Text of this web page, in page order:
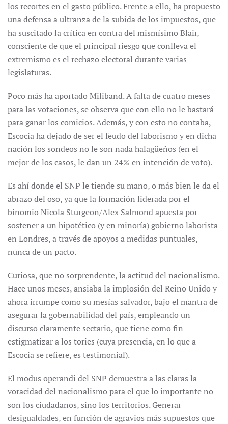
los recortes en el gasto público. Frente a ello, ha propuesto
una defensa a ultranza de la subida de los impuestos, que
ha suscitado la crítica en contra del mismísimo Blair,
consciente de que el principal riesgo que conlleva el
extremismo es el rechazo electoral durante varias
legislaturas.
Poco más ha aportado Miliband. A falta de cuatro meses
para las votaciones, se observa que con ello no le bastará
para ganar los comicios. Además, y con esto no contaba,
Escocia ha dejado de ser el feudo del laborismo y en dicha
nación los sondeos no le son nada halagüeños (en el
mejor de los casos, le dan un 24% en intención de voto).
Es ahí donde el SNP le tiende su mano, o más bien le da el
abrazo del oso, ya que la formación liderada por el
binomio Nicola Sturgeon/Alex Salmond apuesta por
sostener a un hipotético (y en minoría) gobierno laborista
en Londres, a través de apoyos a medidas puntuales,
nunca de un pacto.
Curiosa, que no sorprendente, la actitud del nacionalismo.
Hace unos meses, ansiaba la implosión del Reino Unido y
ahora irrumpe como su mesías salvador, bajo el mantra de
asegurar la gobernabilidad del país, empleando un
discurso claramente sectario, que tiene como fin
estigmatizar a los tories (cuya presencia, en lo que a
Escocia se refiere, es testimonial).
El modus operandi del SNP demuestra a las claras la
voracidad del nacionalismo para el que lo importante no
son los ciudadanos, sino los territorios. Generar
desigualdades, en función de agravios más supuestos que